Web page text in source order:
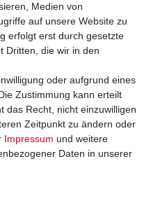
Kontakt
Medien von
auf unsere Website zu
erfolgt erst durch gesetzte
Dritten, die wir in den
oder aufgrund eines
Zustimmung kann erteilt
das Recht, nicht einzuwilligen
Zeitpunkt zu ändern oder
Impressum und weitere
Daten in unserer